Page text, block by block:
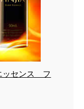
ッセンス フ